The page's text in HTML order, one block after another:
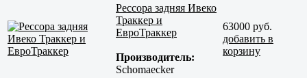
Рессора задняя Ивеко
Траккер и
ЕвроТраккер
Производитель:
Schomaecker
63000 руб.
добавить в
корзину